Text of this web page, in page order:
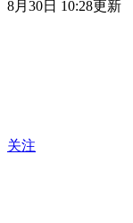
8月30日 10:28更新
关注